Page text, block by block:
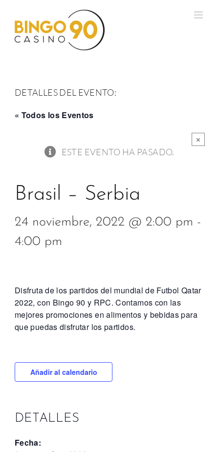
contenido
DETALLES DEL EVENTO:
« Todos los Eventos
×
ESTE EVENTO HA PASADO.
Brasil – Serbia
24 noviembre, 2022 @ 2:00 pm -
4:00 pm
Disfruta de los partidos del mundial de Futbol Qatar
2022, con Bingo 90 y RPC. Contamos con las
mejores promociones en alimentos y bebidas para
que puedas disfrutar los partidos.
Añadir al calendario
DETALLES
Fecha: